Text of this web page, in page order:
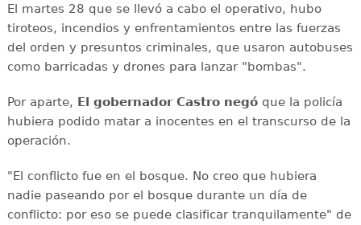
El martes 28 que se llevó a cabo el operativo, hubo
tiroteos, incendios y enfrentamientos entre las fuerzas
del orden y presuntos criminales, que usaron autobuses
como barricadas y drones para lanzar "bombas".
Por aparte, El gobernador Castro negóque la policía
hubiera podido matar a inocentes en el transcurso de la
operación.
"El conflicto fue en el bosque. No creo que hubiera
nadie paseando por el bosque durante un día de
conflicto: por eso se puede clasificar tranquilamente" de